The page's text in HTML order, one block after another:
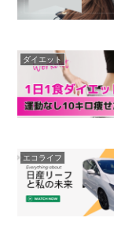
ダイエット
エコライフ